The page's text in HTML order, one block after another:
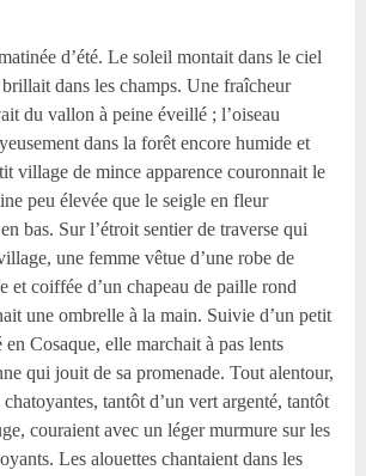
d’été. Le soleil montait dans le ciel
dans les champs. Une fraîcheur
du vallon à peine éveillé ; l’oiseau
dans la forêt encore humide et
village de mince apparence couronnait le
peu élevée que le seigle en fleur
bas. Sur l’étroit sentier de traverse qui
une femme vêtue d’une robe de
et coiffée d’un chapeau de paille rond
une ombrelle à la main. Suivie d’un petit
Cosaque, elle marchait à pas lents
qui jouit de sa promenade. Tout alentour,
tantôt d’un vert argenté, tantôt
couraient avec un léger murmure sur les
Les alouettes chantaient dans les